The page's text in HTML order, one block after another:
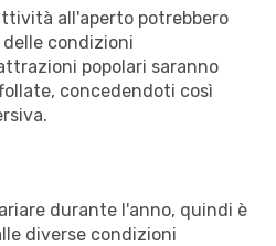
all'aperto potrebbero
condizioni
popolari saranno
concedendoti così
durante l'anno, quindi è
diverse condizioni